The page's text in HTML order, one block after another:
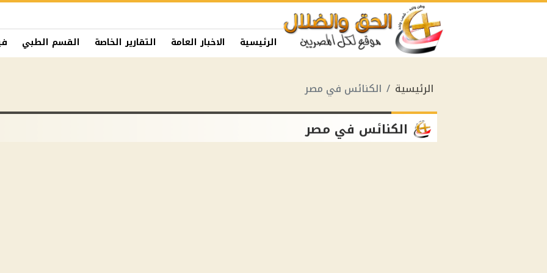
الرئيسية الاخبار العامة التقارير الخاصة القسم الطبي
الرئيسية الكنائس في مصر
الكنائس في مصر